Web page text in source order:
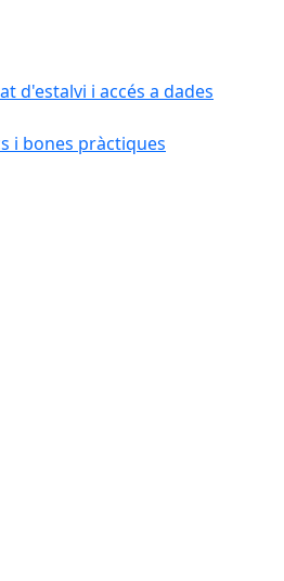
d'estalvi i accés a dades
i bones pràctiques